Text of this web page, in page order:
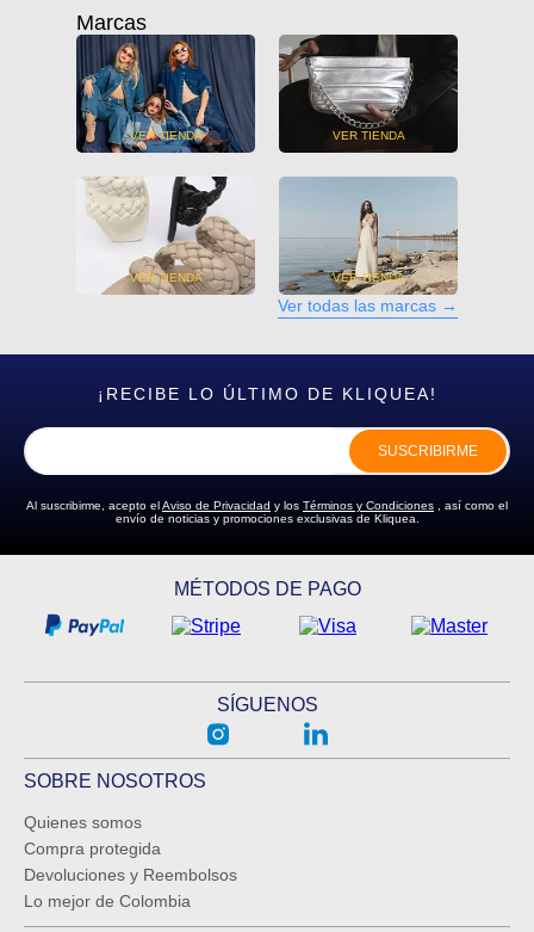
Marcas
VER TIENDA VER TIENDA
VER TIENDA VER TIENDA
Ver todas las marcas →
¡RECIBE LO ÚLTIMO DE KLIQUEA!
SUSCRIBIRME
Al suscribirme, acepto elAviso de Privacidad y los Términos y Condiciones , así como el
envío de noticias y promociones exclusivas de Kliquea.
MÉTODOS DE PAGO
SÍGUENOS
SOBRE NOSOTROS
Quienes somos
Compra protegida
Devoluciones y Reembolsos
Lo mejor de Colombia